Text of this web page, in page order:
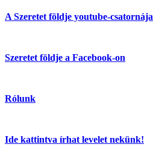
A Szeretet földje youtube-csatornája
Szeretet földje a Facebook-on
Rólunk
Ide kattintva írhat levelet nekünk!